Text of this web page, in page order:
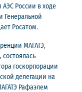
АЭС России в ходе
Генеральной
Росатом.
МАГАТЭ,
состоялась
госкорпорации
делегации на
Рафаэлем